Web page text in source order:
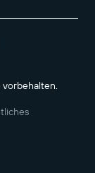
vorbehalten.